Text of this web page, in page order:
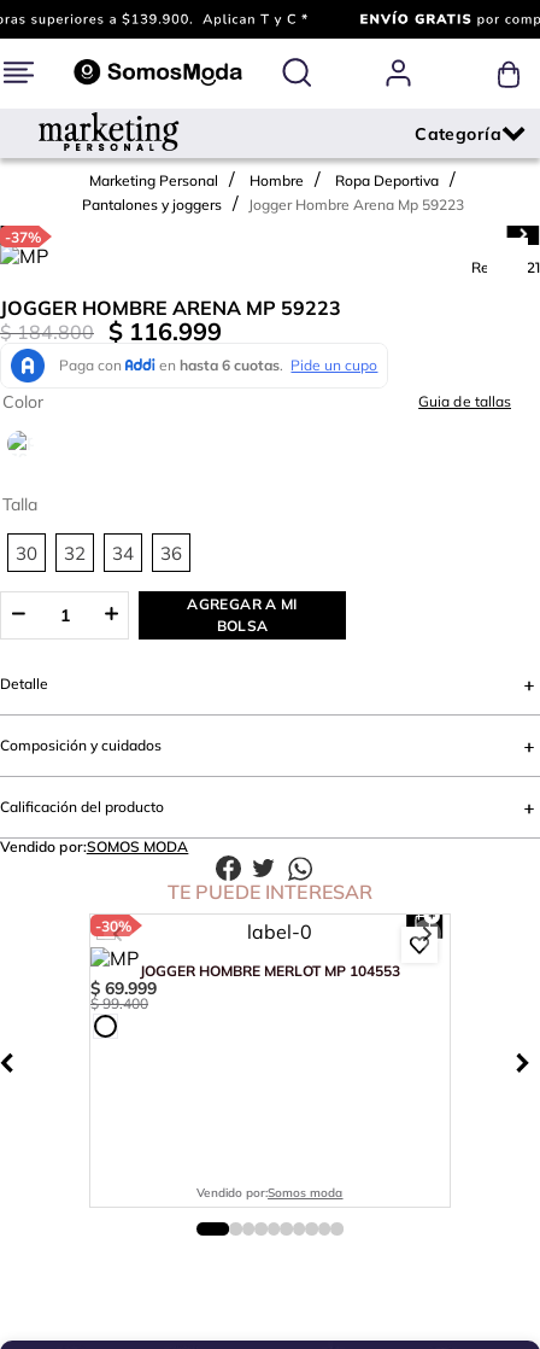
Marketing Personal Hombre
Ropa Deportiva
Pantalones y joggers
Jogger Hombre Arena Mp 59223
-37%
Ref.
791121
JOGGER HOMBRE ARENA MP 59223
$ 184.800 $ 116.999
Talla
30 32 34 36
Color Guia de tallas
AGREGAR A MI
BOLSA
Detalle
Composición y cuidados
Calificación del producto
Vendido por:SOMOS MODA
TE PUEDE INTERESAR
-30%
JOGGER HOMBRE MERLOT MP 104553
$ 69.999
$ 99.400
Vendido por:Somos moda